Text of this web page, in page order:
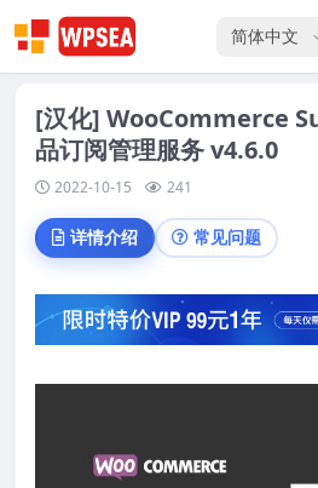
选择语言
[汉化] WooCommerce
品订阅管理服务 v4.6.0
2022-10-15 241
详情介绍 常见问题